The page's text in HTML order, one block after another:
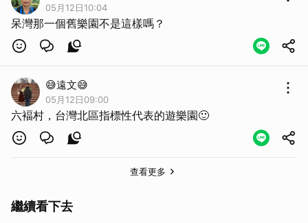
05月12日10:04
呆灣那一個舊樂園不是這樣嗎？
😅遠文😅
05月12日09:00
六褔村，台灣北區指標性代表的遊樂園🙂
查看更多
繼續看下去